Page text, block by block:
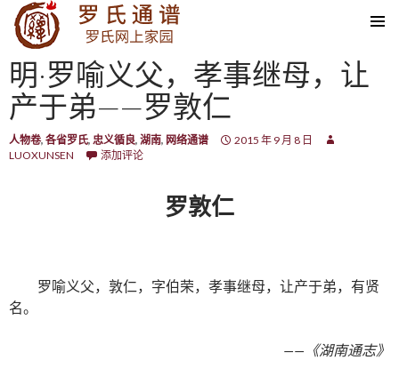
SKIP TO CONTENT
明·罗喻义父，孝事继母，让
产于弟——罗敦仁
人物卷, 各省罗氏, 忠义循良, 湖南, 网络通谱
2015 年 9 月 8 日
LUOXUNSEN
添加评论
罗敦仁
罗喻义父，敦仁，字伯荣，孝事继母，让产于弟，有贤
名。
——《湖南通志》